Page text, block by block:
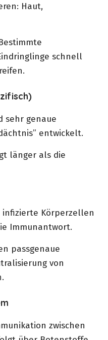
Haut,
schnell
sehr genaue
entwickelt.
länger als die
Körperzellen
Immunantwort.
passgenaue
von
zwischen